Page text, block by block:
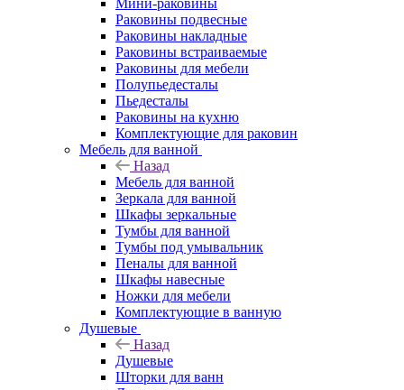
Мини-раковины
Раковины подвесные
Раковины накладные
Раковины встраиваемые
Раковины для мебели
Полупьедесталы
Пьедесталы
Раковины на кухню
Комплектующие для раковин
Мебель для ванной
Назад
Мебель для ванной
Зеркала для ванной
Шкафы зеркальные
Тумбы для ванной
Тумбы под умывальник
Пеналы для ванной
Шкафы навесные
Ножки для мебели
Комплектующие в ванную
Душевые
Назад
Душевые
Шторки для ванн